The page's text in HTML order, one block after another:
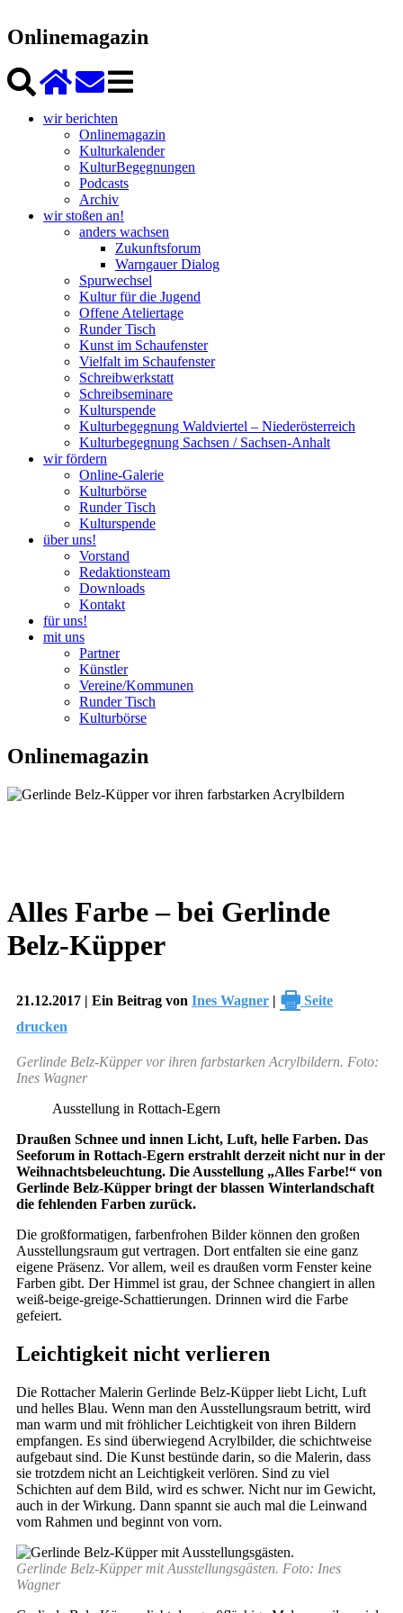
Onlinemagazin
wir berichten
Onlinemagazin
Kulturkalender
KulturBegegnungen
Podcasts
Archiv
wir stoßen an!
anders wachsen
Zukunftsforum
Warngauer Dialog
Spurwechsel
Kultur für die Jugend
Offene Ateliertage
Runder Tisch
Kunst im Schaufenster
Vielfalt im Schaufenster
Schreibwerkstatt
Schreibseminare
Kulturspende
Kulturbegegnung Waldviertel – Niederösterreich
Kulturbegegnung Sachsen / Sachsen-Anhalt
wir fördern
Online-Galerie
Kulturbörse
Runder Tisch
Kulturspende
über uns!
Vorstand
Redaktionsteam
Downloads
Kontakt
für uns!
mit uns
Partner
Künstler
Vereine/Kommunen
Runder Tisch
Kulturbörse
Onlinemagazin
Alles Farbe – bei Gerlinde
Belz-Küpper
21.12.2017 | Ein Beitrag von Ines Wagner | 🖶 Seite
drucken
Gerlinde Belz-Küpper vor ihren farbstarken Acrylbildern. Foto:
Ines Wagner
Ausstellung in Rottach-Egern
Draußen Schnee und innen Licht, Luft, helle Farben. Das
Seeforum in Rottach-Egern erstrahlt derzeit nicht nur in der
Weihnachtsbeleuchtung. Die Ausstellung „Alles Farbe!“ von
Gerlinde Belz-Küpper bringt der blassen Winterlandschaft
die fehlenden Farben zurück.
Die großformatigen, farbenfrohen Bilder können den großen
Ausstellungsraum gut vertragen. Dort entfalten sie eine ganz
eigene Präsenz. Vor allem, weil es draußen vorm Fenster keine
Farben gibt. Der Himmel ist grau, der Schnee changiert in allen
weiß-beige-greige-Schattierungen. Drinnen wird die Farbe
gefeiert.
Leichtigkeit nicht verlieren
Die Rottacher Malerin Gerlinde Belz-Küpper liebt Licht, Luft
und helles Blau. Wenn man den Ausstellungsraum betritt, wird
man warm und mit fröhlicher Leichtigkeit von ihren Bildern
empfangen. Es sind überwiegend Acrylbilder, die schichtweise
aufgebaut sind. Die Kunst bestünde darin, so die Malerin, dass
sie trotzdem nicht an Leichtigkeit verlören. Sind zu viel
Schichten auf dem Bild, wird es schwer. Nicht nur im Gewicht,
auch in der Wirkung. Dann spannt sie auch mal die Leinwand
vom Rahmen und beginnt von vorn.
Gerlinde Belz-Küpper mit Ausstellungsgästen. Foto: Ines
Wagner